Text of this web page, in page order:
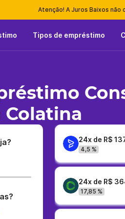
Atenção! A Juros Baixos
Tipos de empréstimo
24x de R$
4,5 %
24x de R$
17,85 %